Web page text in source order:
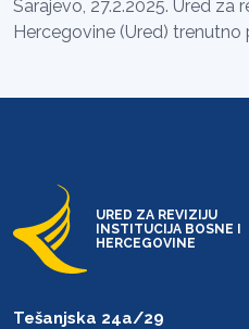
Sarajevo, 27.2.2025. Ured za
Hercegovine (Ured) trenutno
URED ZA REVIZIJU
INSTITUCIJA BOSNE I
HERCEGOVINE
Tešanjska 24a/29